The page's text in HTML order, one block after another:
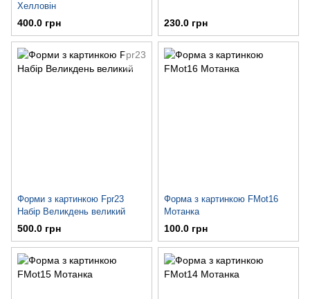
Хелловін
400.0 грн 230.0 грн
Форми з картинкою Fpr23
Набір Великдень великий
500.0 грн
Форма з картинкою FMot16
Мотанка
100.0 грн